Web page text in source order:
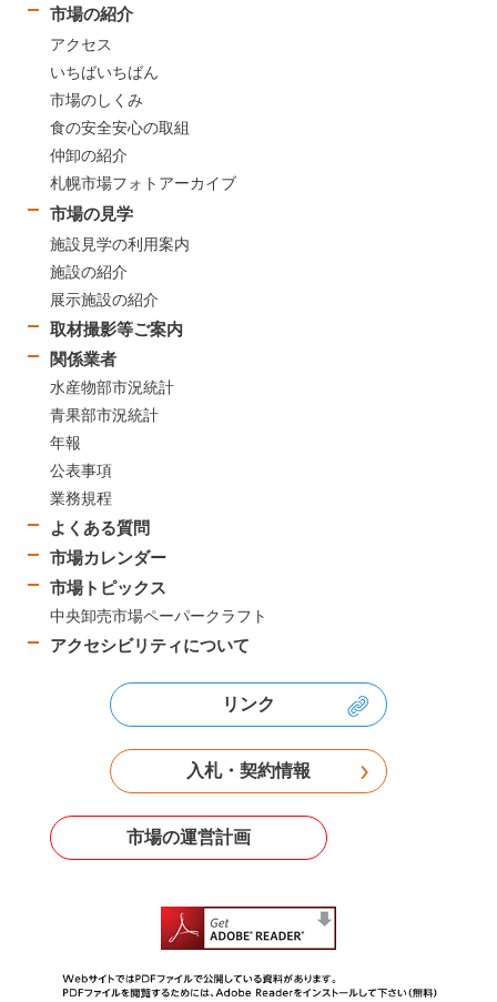
市場の紹介
アクセス
いちばいちばん
市場のしくみ
食の安全安心の取組
仲卸の紹介
札幌市場フォトアーカイブ
市場の見学
施設見学の利用案内
施設の紹介
展示施設の紹介
取材撮影等ご案内
関係業者
水産物部市況統計
青果部市況統計
年報
公表事項
業務規程
よくある質問
市場カレンダー
市場トピックス
中央卸売市場ペーパークラフト
アクセシビリティについて
リンク
入札・契約情報
市場の運営計画